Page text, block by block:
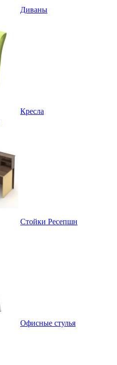
Диваны
Кресла
Стойки Ресепшн
Офисные стулья